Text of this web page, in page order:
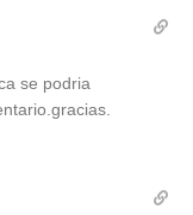
se podria